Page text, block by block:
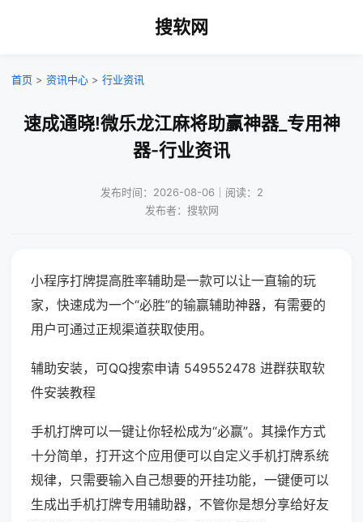
搜软网
首页 > 资讯中心 > 行业资讯
速成通晓!微乐龙江麻将助赢神器_专用神
器-行业资讯
发布时间：2026-08-06｜阅读：2
发布者：搜软网
小程序打牌提高胜率辅助是一款可以让一直输的玩
家，快速成为一个“必胜”的输赢辅助神器，有需要的
用户可通过正规渠道获取使用。
辅助安装，可QQ搜索申请 549552478 进群获取软
件安装教程
手机打牌可以一键让你轻松成为“必赢”。其操作方式
十分简单，打开这个应用便可以自定义手机打牌系统
规律，只需要输入自己想要的开挂功能，一键便可以
生成出手机打牌专用辅助器，不管你是想分享给好友